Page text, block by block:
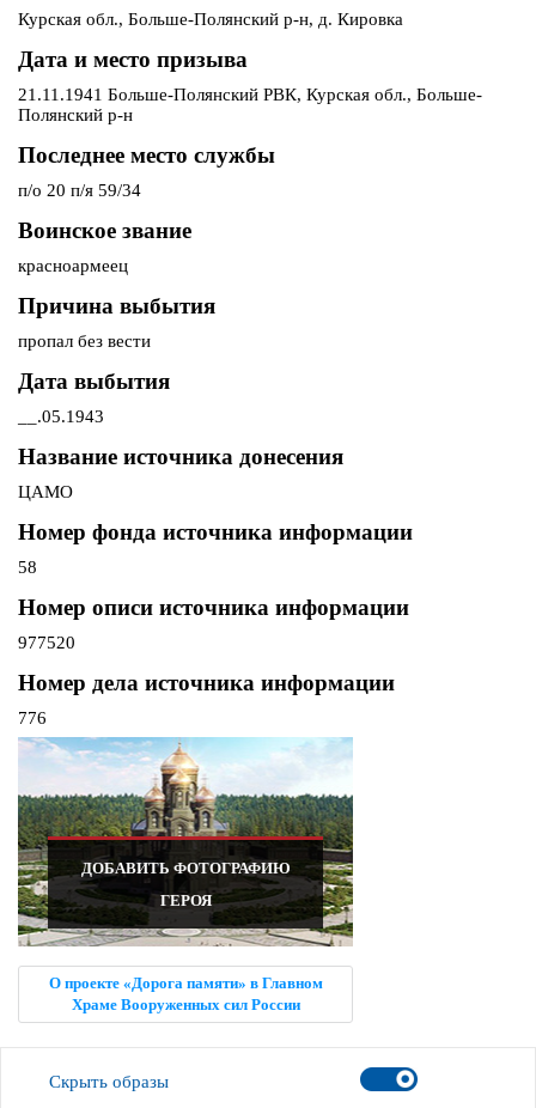
Курская обл., Больше-Полянский р-н, д. Кировка
Дата и место призыва
21.11.1941 Больше-Полянский РВК, Курская обл., Больше-
Полянский р-н
Последнее место службы
п/о 20 п/я 59/34
Воинское звание
красноармеец
Причина выбытия
пропал без вести
Дата выбытия
__.05.1943
Название источника донесения
ЦАМО
Номер фонда источника информации
58
Номер описи источника информации
977520
Номер дела источника информации
776
ДОБАВИТЬ ФОТОГРАФИЮ
ГЕРОЯ
О проекте «Дорога памяти» в Главном
Храме Вооруженных сил России
Скрыть образы